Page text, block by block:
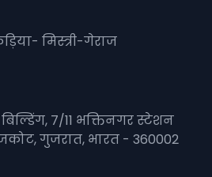
मिस्त्री-गेराज
7/11 भक्तिनगर स्टेशन
गुजरात, भारत - 360002